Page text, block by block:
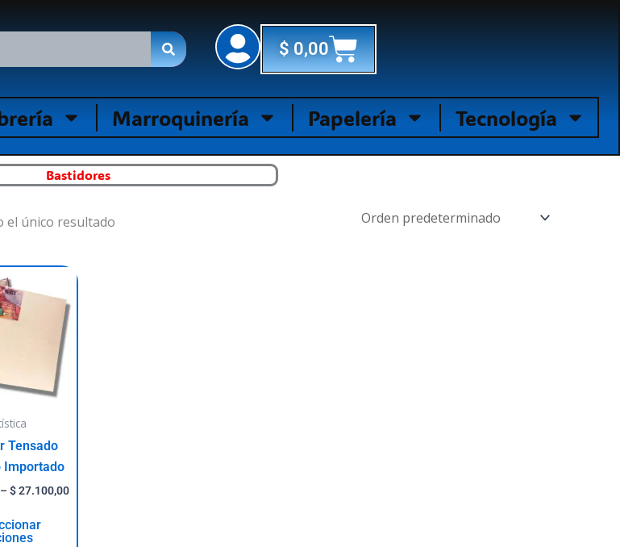
$0,00Cart
Marroquinería Papelería Tecnología
Bastidores
el único resultado
Tensado
Importado
– $27.100,00
Price
$ 4.500,00
through
This
product
has
variants.
The
options
may
be
chosen
on
product